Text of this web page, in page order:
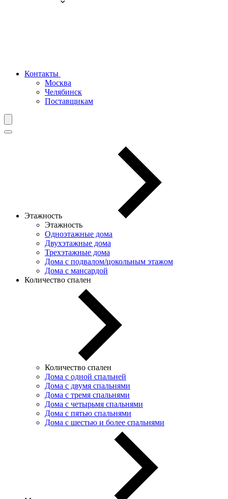
Контакты
Москва
Челябинск
Поставщикам
Этажность
Этажность
Одноэтажные дома
Двухэтажные дома
Трехэтажные дома
Дома с подвалом/цокольным этажом
Дома с мансардой
Количество спален
Количество спален
Дома с одной спальней
Дома с двумя спальнями
Дома с тремя спальнями
Дома с четырьмя спальнями
Дома с пятью спальнями
Дома с шестью и более спальнями